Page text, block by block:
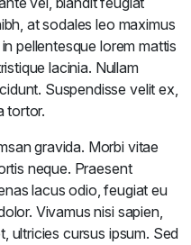
at sodales leo maximus
pellentesque lorem mattis
lacinia. Nullam
Suspendisse velit ex,
tortor.
gravida. Morbi vitae
neque. Praesent
lacus odio, feugiat eu
Vivamus nisi sapien,
ultricies cursus ipsum. Sed